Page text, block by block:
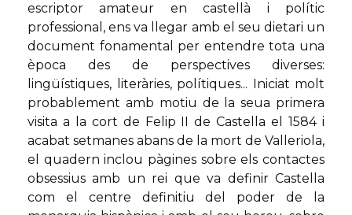
escriptor amateur en castellà i polític
professional, ens va llegar amb el seu dietari un
document fonamental per entendre tota una
època des de perspectives diverses:
lingüístiques, literàries, polítiques... Iniciat molt
probablement amb motiu de la seua primera
visita a la cort de Felip II de Castella el 1584 i
acabat setmanes abans de la mort de Valleriola,
el quadern inclou pàgines sobre els contactes
obsessius amb un rei que va definir Castella
com el centre definitiu del poder de la